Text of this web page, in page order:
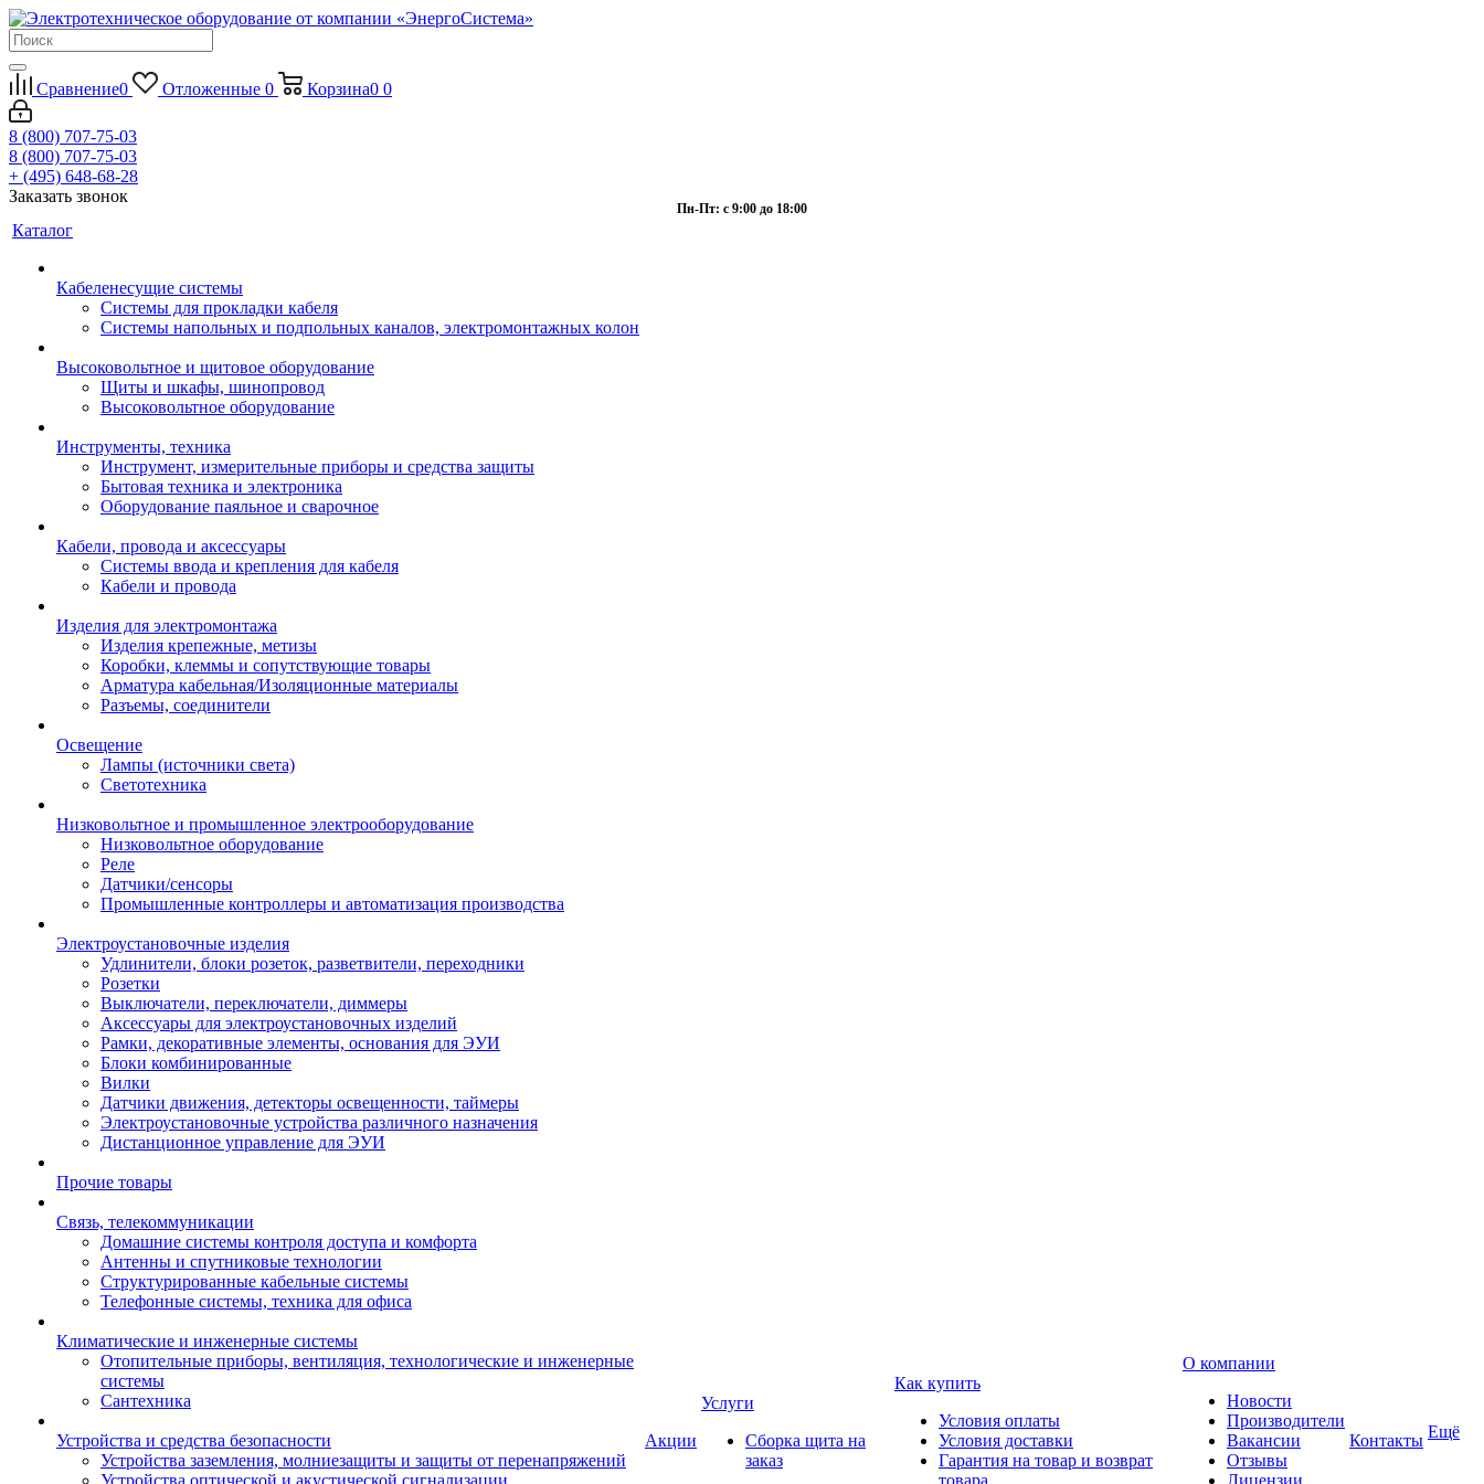
Сравнение0 Отложенные 0 Корзина0 0
8 (800) 707-75-03
8 (800) 707-75-03
+ (495) 648-68-28
Заказать звонок
Пн-Пт: с 9:00 до 18:00
Каталог
Кабеленесущие системы
Системы для прокладки кабеля
Системы напольных и подпольных каналов, электромонтажных колон
Высоковольтное и щитовое оборудование
Щиты и шкафы, шинопровод
Высоковольтное оборудование
Инструменты, техника
Инструмент, измерительные приборы и средства защиты
Бытовая техника и электроника
Оборудование паяльное и сварочное
Кабели, провода и аксессуары
Системы ввода и крепления для кабеля
Кабели и провода
Изделия для электромонтажа
Изделия крепежные, метизы
Коробки, клеммы и сопутствующие товары
Арматура кабельная/Изоляционные материалы
Разъемы, соединители
Освещение
Лампы (источники света)
Светотехника
Низковольтное и промышленное электрооборудование
Низковольтное оборудование
Реле
Датчики/сенсоры
Промышленные контроллеры и автоматизация производства
Электроустановочные изделия
Удлинители, блоки розеток, разветвители, переходники
Розетки
Выключатели, переключатели, диммеры
Аксессуары для электроустановочных изделий
Рамки, декоративные элементы, основания для ЭУИ
Блоки комбинированные
Вилки
Датчики движения, детекторы освещенности, таймеры
Электроустановочные устройства различного назначения
Дистанционное управление для ЭУИ
Прочие товары
Связь, телекоммуникации
Домашние системы контроля доступа и комфорта
Антенны и спутниковые технологии
Структурированные кабельные системы
Телефонные системы, техника для офиса
Климатические и инженерные системы
Отопительные приборы, вентиляция, технологические и инженерные
системы
Сантехника
Устройства и средства безопасности
Устройства заземления, молниезащиты и защиты от перенапряжений
Устройства оптической и акустической сигнализации
Акции
Услуги
Сборка щита на
заказ
Как купить
Условия оплаты
Условия доставки
Гарантия на товар и возврат
товара
О компании
Новости
Производители
Вакансии
Отзывы
Лицензии
Контакты Ещё